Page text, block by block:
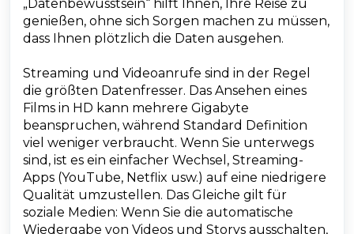
„Datenbewusstsein“ hilft Ihnen, Ihre Reise zu
genießen, ohne sich Sorgen machen zu müssen,
dass Ihnen plötzlich die Daten ausgehen.
Streaming und Videoanrufe sind in der Regel
die größten Datenfresser. Das Ansehen eines
Films in HD kann mehrere Gigabyte
beanspruchen, während Standard Definition
viel weniger verbraucht. Wenn Sie unterwegs
sind, ist es ein einfacher Wechsel, Streaming-
Apps (YouTube, Netflix usw.) auf eine niedrigere
Qualität umzustellen. Das Gleiche gilt für
soziale Medien: Wenn Sie die automatische
Wiedergabe von Videos und Storys ausschalten,